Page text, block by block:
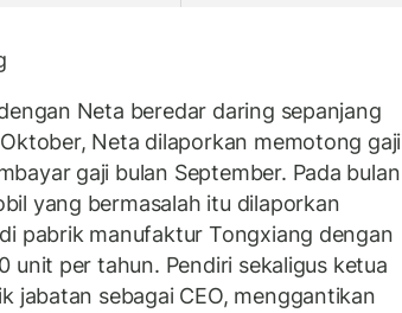
Neta beredar daring sepanjang
Neta dilaporkan memotong gaji
gaji bulan September. Pada bulan
yang bermasalah itu dilaporkan
pabrik manufaktur Tongxiang dengan
unit per tahun. Pendiri sekaligus ketua
jabatan sebagai CEO, menggantikan